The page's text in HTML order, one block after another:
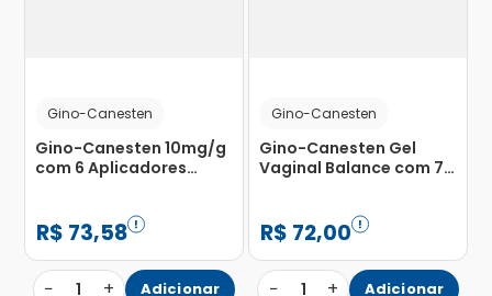
Gino-Canesten
Gino-Canesten 10mg/g
com 6 Aplicadores
35g
R$ 73,58
− 1 + Adicionar
Gino-Canesten
Gino-Canesten Gel
Vaginal Balance com 7
R$ 72,00
− 1 + Adicionar